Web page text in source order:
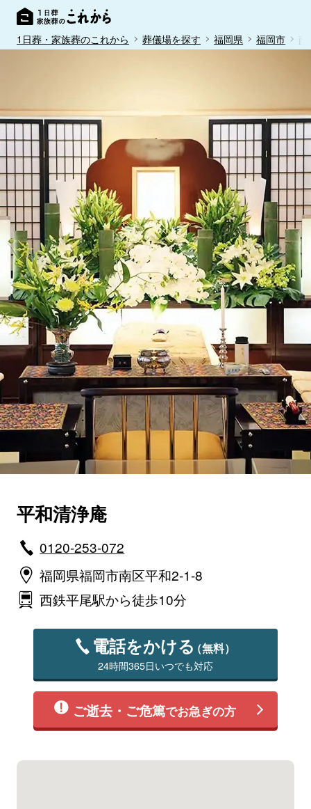
1日葬・家族葬のこれから 葬儀場を探す 福岡県 福岡市
平和清浄庵
0120-253-072
福岡県福岡市南区平和2-1-8
西鉄平尾駅から徒歩10分
電話をかける（無料）
24時間365日いつでも対応
ご逝去・ご危篤でお急ぎの方